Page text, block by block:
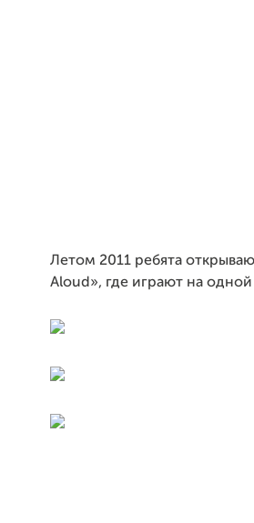
Летом 2011 ребята
Aloud», где играют на